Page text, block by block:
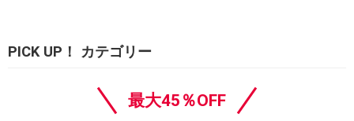
PICK UP！ カテゴリー
最大45％OFF